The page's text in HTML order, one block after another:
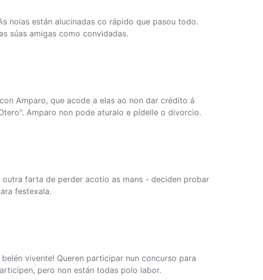
noias están alucinadas co rápido que pasou todo.
súas amigas como convidadas.
Amparo, que acode a elas ao non dar crédito á
Amparo non pode aturalo e pídelle o divorcio.
farta de perder acotío as mans - deciden probar
festexala.
vivente! Queren participar nun concurso para
pero non están todas polo labor.